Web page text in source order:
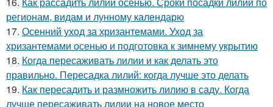
регионам, видам и лунному календарю
17. Осенний уход за хризантемами. Уход за
хризантемами осенью и подготовка к зимнему укрытию
18. Когда пересаживать лилии и как делать это
правильно. Пересадка лилий: когда лучше это делать
19. Как пересадить и размножить лилию в саду. Когда
лучше пересаживать лилии на новое место